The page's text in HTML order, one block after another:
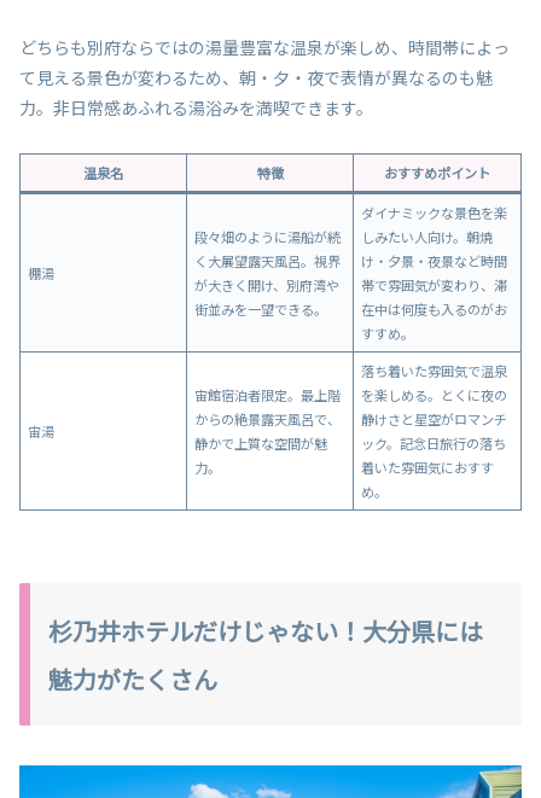
どちらも別府ならではの湯量豊富な温泉が楽しめ、時間帯によっ
て見える景色が変わるため、朝・夕・夜で表情が異なるのも魅
力。非日常感あふれる湯浴みを満喫できます。
温泉名 特徴 おすすめポイント
棚湯
段々畑のように湯船が続
く大展望露天風呂。視界
が大きく開け、別府湾や
街並みを一望できる。
ダイナミックな景色を楽
しみたい人向け。朝焼
け・夕景・夜景など時間
帯で雰囲気が変わり、滞
在中は何度も入るのがお
すすめ。
宙湯
宙館宿泊者限定。最上階
からの絶景露天風呂で、
静かで上質な空間が魅
力。
落ち着いた雰囲気で温泉
を楽しめる。とくに夜の
静けさと星空がロマンチ
ック。記念日旅行の落ち
着いた雰囲気におすす
め。
杉乃井ホテルだけじゃない！大分県には
魅力がたくさん